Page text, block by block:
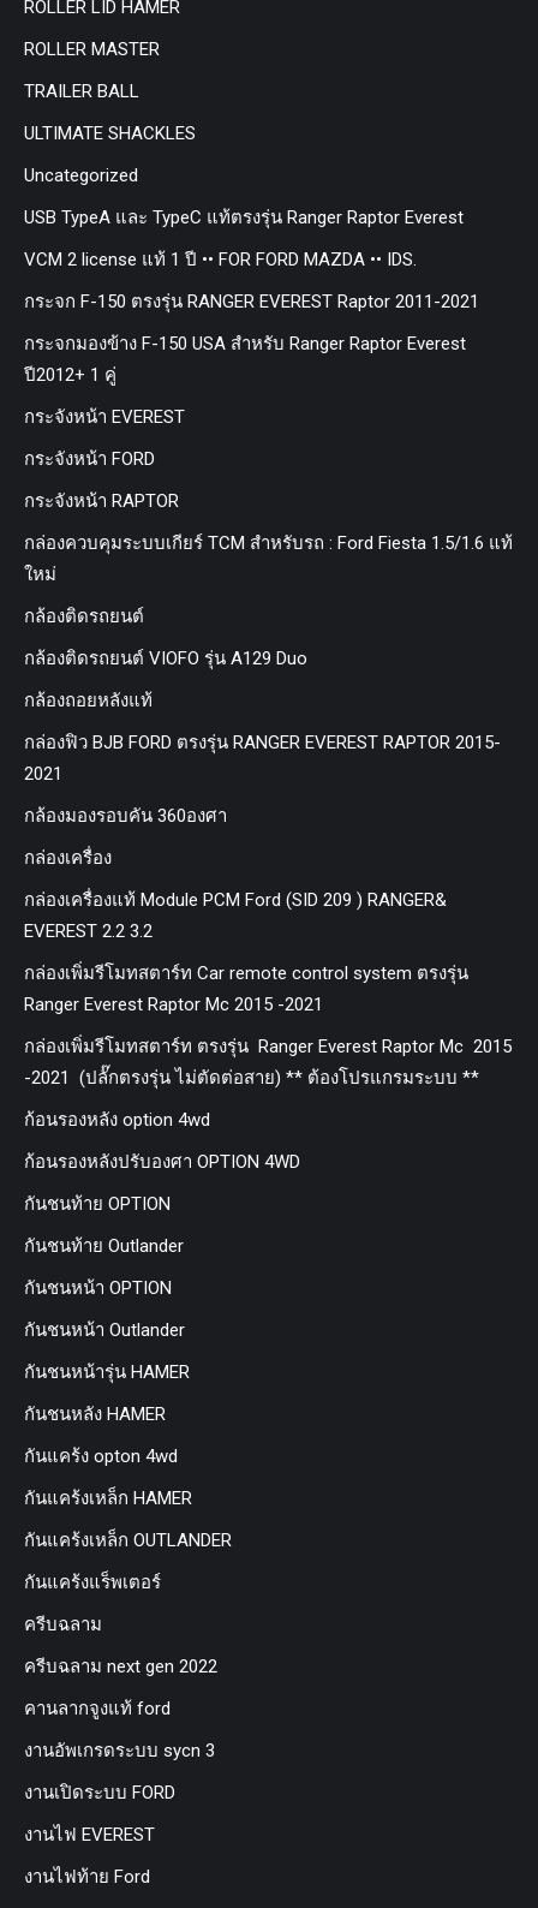
ROLLER LID HAMER
ROLLER MASTER
TRAILER BALL
ULTIMATE SHACKLES
Uncategorized
USB TypeA และ TypeC แท้ตรงรุ่น Ranger Raptor Everest
VCM 2 license แท้ 1 ปี •• FOR FORD MAZDA •• IDS.
กระจก F-150 ตรงรุ่น RANGER EVEREST Raptor 2011-2021
กระจกมองข้าง F-150 USA สำหรับ Ranger Raptor Everest
ปี2012+ 1 คู่
กระจังหน้า EVEREST
กระจังหน้า FORD
กระจังหน้า RAPTOR
กล่องควบคุมระบบเกียร์ TCM สำหรับรถ : Ford Fiesta 1.5/1.6 แท้
ใหม่
กล้องติดรถยนต์
กล้องติดรถยนต์ VIOFO รุ่น A129 Duo
กล้องถอยหลังแท้
กล่องฟิว BJB FORD ตรงรุ่น RANGER EVEREST RAPTOR 2015-
2021
กล้องมองรอบคัน 360องศา
กล่องเครื่อง
กล่องเครื่องแท้ Module PCM Ford (SID 209 ) RANGER&
EVEREST 2.2 3.2
กล่องเพิ่มรีโมทสตาร์ท Car remote control system ตรงรุ่น
Ranger Everest Raptor Mc 2015 -2021
กล่องเพิ่มรีโมทสตาร์ท ตรงรุ่น Ranger Everest Raptor Mc 2015
-2021 (ปลั๊กตรงรุ่น ไม่ตัดต่อสาย) ** ต้องโปรแกรมระบบ **
ก้อนรองหลัง option 4wd
ก้อนรองหลังปรับองศา OPTION 4WD
กันชนท้าย OPTION
กันชนท้าย Outlander
กันชนหน้า OPTION
กันชนหน้า Outlander
กันชนหน้ารุ่น HAMER
กันชนหลัง HAMER
กันแคร้ง opton 4wd
กันแคร้งเหล็ก HAMER
กันแคร้งเหล็ก OUTLANDER
กันแคร้งแร็พเตอร์
ครีบฉลาม
ครีบฉลาม next gen 2022
คานลากจูงแท้ ford
งานอัพเกรดระบบ sycn 3
งานเปิดระบบ FORD
งานไฟ EVEREST
งานไฟท้าย Ford